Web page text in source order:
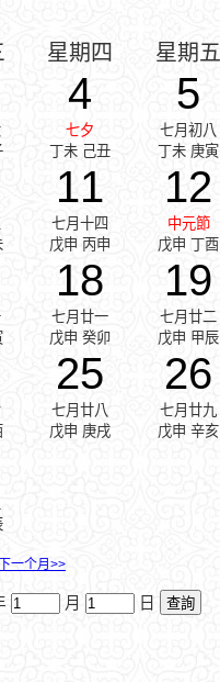
星期四 星期五
4
七夕
丁未 己丑
5
七月初八
丁未 庚寅
11
七月十四
戊申 丙申
12
中元節
戊申 丁酉
18
七月廿一
戊申 癸卯
19
七月廿二
戊申 甲辰
25
七月廿八
戊申 庚戌
26
七月廿九
戊申 辛亥
下一个月>>
月 日